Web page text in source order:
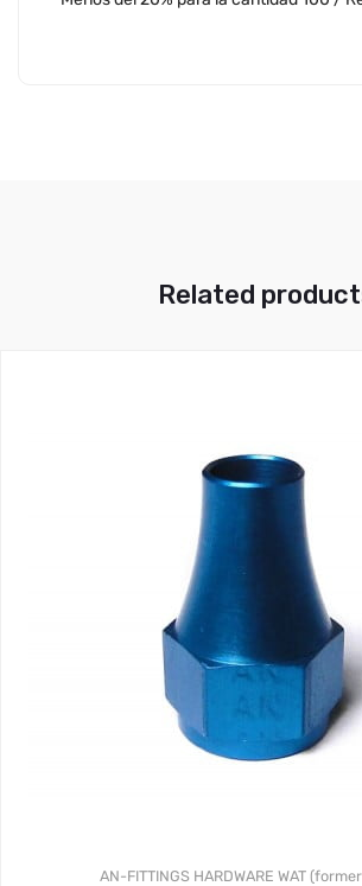
Related
AN-FITTINGS HARDWARE WAT